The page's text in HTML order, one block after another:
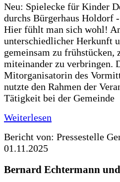
Neu: Spielecke für Kinder
durchs Bürgerhaus Holdorf
Hier fühlt man sich wohl!
unterschiedlicher Herkunft
gemeinsam zu frühstücken,
miteinander zu verbringen.
Mitorganisatorin des
nutzte den Rahmen der
Tätigkeit bei der Gemeinde
Weiterlesen
Bericht von: Pressestelle
01.11.2025
Bernard Echtermann